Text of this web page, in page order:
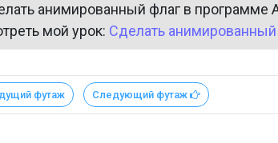
анимированный флаг в программе
мой урок: Сделать
футаж Следующий футаж